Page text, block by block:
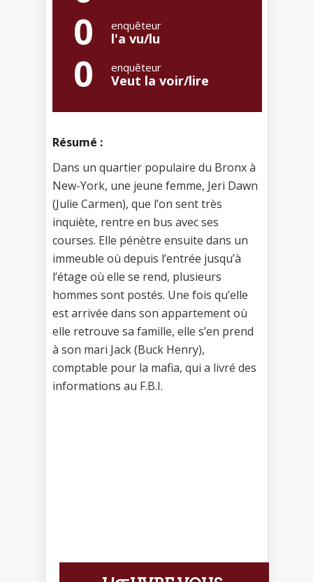
0 enquêteur
l'a vu/lu
0 enquêteur
Veut la voir/lire
Résumé :
Dans un quartier populaire du Bronx à
New-York, une jeune femme, Jeri Dawn
(Julie Carmen), que l’on sent très
inquiète, rentre en bus avec ses
courses. Elle pénètre ensuite dans un
immeuble où depuis l’entrée jusqu’à
l’étage où elle se rend, plusieurs
hommes sont postés. Une fois qu’elle
est arrivée dans son appartement où
elle retrouve sa famille, elle s’en prend
à son mari Jack (Buck Henry),
comptable pour la mafia, qui a livré des
informations au F.B.I.